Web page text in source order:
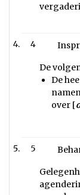
4
De
De
over [
5